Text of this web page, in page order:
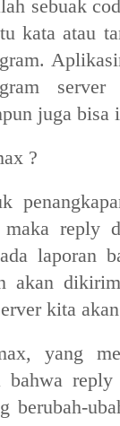
sebuak
kata atau
juga bisa
?
maka reply
laporan
akan
kita
yang
berubah-